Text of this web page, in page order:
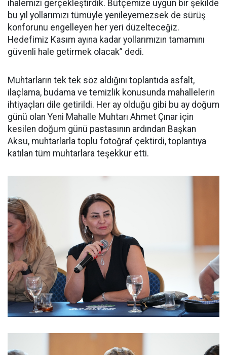
ihalemizi gerçekleştirdik. Bütçemize uygun bir şekilde
bu yıl yollarımızı tümüyle yenileyemezsek de sürüş
konforunu engelleyen her yeri düzelteceğiz.
Hedefimiz Kasım ayına kadar yollarımızın tamamını
güvenli hale getirmek olacak” dedi.
Muhtarların tek tek söz aldığını toplantıda asfalt,
ilaçlama, budama ve temizlik konusunda mahallelerin
ihtiyaçları dile getirildi. Her ay olduğu gibi bu ay doğum
günü olan Yeni Mahalle Muhtarı Ahmet Çınar için
kesilen doğum günü pastasının ardından Başkan
Aksu, muhtarlarla toplu fotoğraf çektirdi, toplantıya
katılan tüm muhtarlara teşekkür etti.